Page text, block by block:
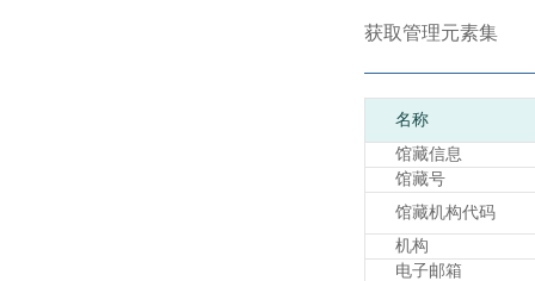
获取管理元素集
名称
馆藏信息
馆藏号
馆藏机构代码
机构
电子邮箱